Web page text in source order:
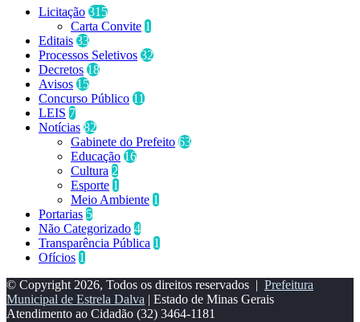
Licitação 315
Carta Convite 1
Editais 33
Processos Seletivos 32
Decretos 18
Avisos 15
Concurso Público 11
LEIS 7
Notícias 82
Gabinete do Prefeito 63
Educação 16
Cultura 2
Esporte 1
Meio Ambiente 1
Portarias 5
Não Categorizado 4
Transparência Pública 1
Ofícios 1
© Copyright 2026, Todos os direitos reservados | Prefeitura
Municipal de Estrela Dalva | Estado de Minas Gerais
Atendimento ao Cidadão (32) 3464-1181